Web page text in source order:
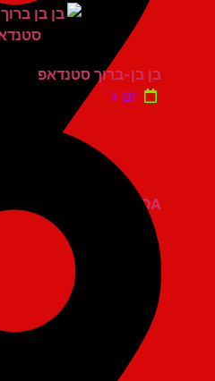
בן בן-ברוך סטנדאפ
יום ג'